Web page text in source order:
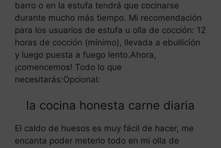
barro o en la estufa tendrá que cocinarse
durante mucho más tiempo. Mi recomendación
para los usuarios de estufa u olla de cocción: 12
horas de cocción (mínimo), llevada a ebullición
y luego puesta a fuego lento.Ahora,
¡comencemos! Todo lo que
necesitarás:Opcional:
la cocina honesta carne diaria
El caldo de huesos es muy fácil de hacer, me
encanta poder meterlo todo en mi olla de